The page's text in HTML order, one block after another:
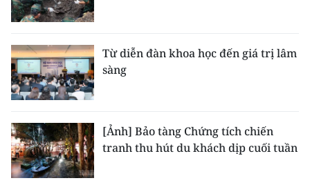
Từ diễn đàn khoa học đến giá trị lâm
sàng
[Ảnh] Bảo tàng Chứng tích chiến
tranh thu hút du khách dịp cuối tuần